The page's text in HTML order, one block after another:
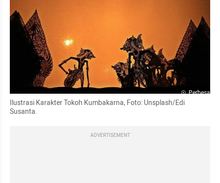
Perbesar
Ilustrasi Karakter Tokoh Kumbakarna, Foto: Unsplash/Edi
Susanta.
ADVERTISEMENT